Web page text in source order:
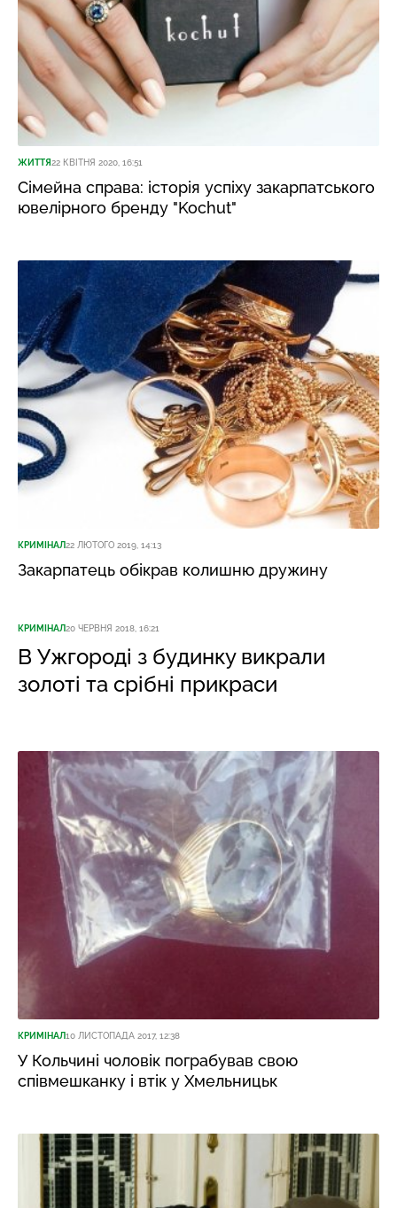
ЖИТТЯ22 КВІТНЯ 2020, 16:51
Сімейна справа: історія успіху закарпатського
ювелірного бренду "Kochut"
КРИМІНАЛ22 ЛЮТОГО 2019, 14:13
Закарпатець обікрав колишню дружину
КРИМІНАЛ20 ЧЕРВНЯ 2018, 16:21
В Ужгороді з будинку викрали
золоті та срібні прикраси
КРИМІНАЛ10 ЛИСТОПАДА 2017, 12:38
У Кольчині чоловік пограбував свою
співмешканку і втік у Хмельницьк